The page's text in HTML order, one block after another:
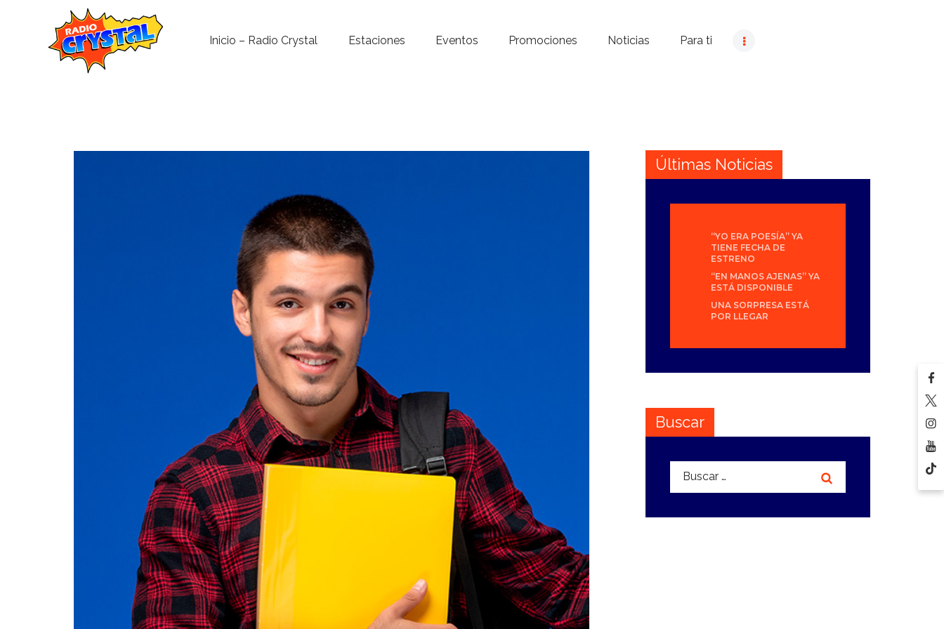
Inicio – Radio Crystal Estaciones Eventos Promociones Noticias Para ti
Para ti
Contacto
Últimas Noticias
“YO ERA POESÍA” YA
TIENE FECHA DE
ESTRENO
“EN MANOS AJENAS” YA
ESTÁ DISPONIBLE
UNA SORPRESA ESTÁ
POR LLEGAR
Buscar
Buscar: